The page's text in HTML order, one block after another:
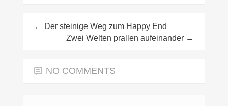
← Der steinige Weg zum Happy End
Zwei Welten prallen aufeinander →
NO COMMENTS